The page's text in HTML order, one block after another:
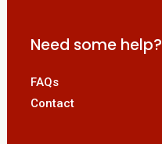
Need some help?
FAQs
Contact